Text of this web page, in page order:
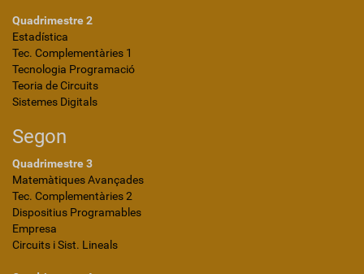
Quadrimestre 2
Estadística
Tec. Complementàries 1
Tecnologia Programació
Teoria de Circuits
Sistemes Digitals
Segon
Quadrimestre 3
Matemàtiques Avançades
Tec. Complementàries 2
Dispositius Programables
Empresa
Circuits i Sist. Lineals